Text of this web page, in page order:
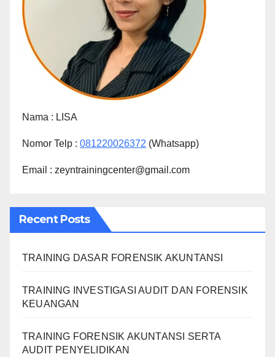
Nama : LISA
Nomor Telp : 081220026372 (Whatsapp)
Email : zeyntrainingcenter@gmail.com
Recent Posts
TRAINING DASAR FORENSIK AKUNTANSI
TRAINING INVESTIGASI AUDIT DAN FORENSIK
KEUANGAN
TRAINING FORENSIK AKUNTANSI SERTA
AUDIT PENYELIDIKAN